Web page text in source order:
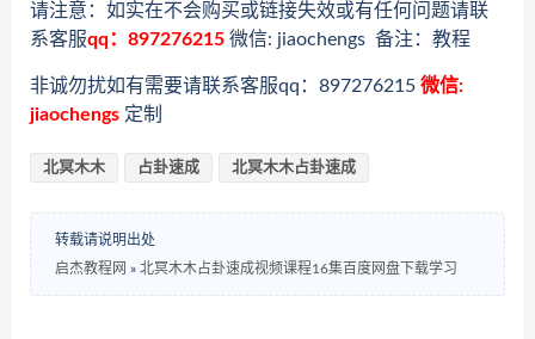
请注意：如实在不会购买或链接失效或有任何问题请联
系客服qq：897276215 微信: jiaochengs 备注：教程
非诚勿扰如有需要请联系客服qq：897276215 微信:
jiaochengs 定制
北冥木木 占卦速成 北冥木木占卦速成
转载请说明出处
启杰教程网 » 北冥木木占卦速成视频课程16集百度网盘下载学习